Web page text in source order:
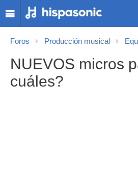
Foros Producción musical
NUEVOS micros
cuáles?